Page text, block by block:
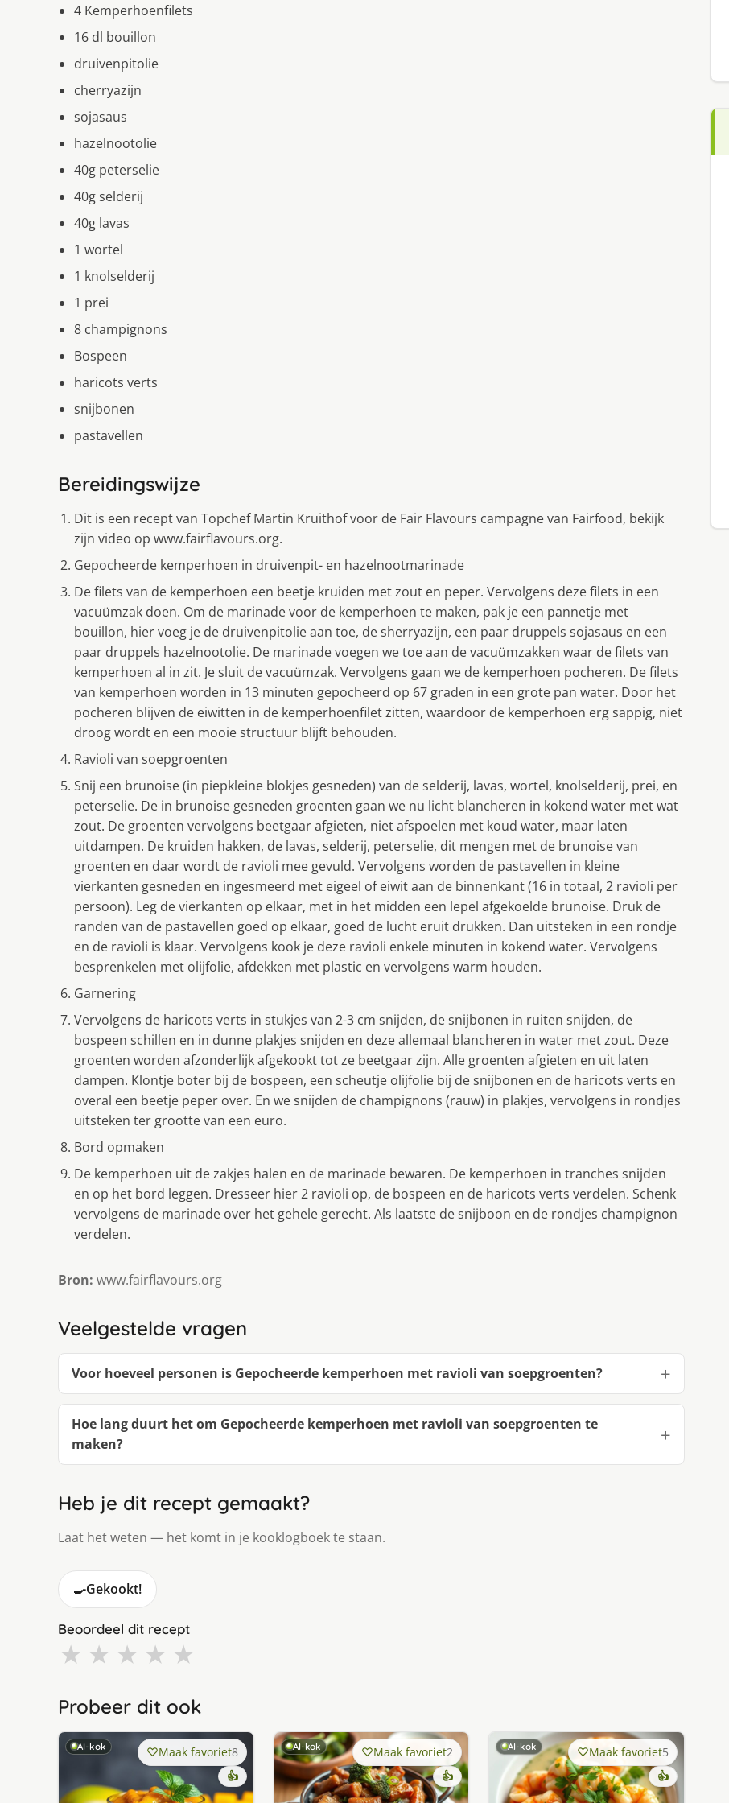
4 Kemperhoenfilets
16 dl bouillon
druivenpitolie
cherryazijn
sojasaus
hazelnootolie
40g peterselie
40g selderij
40g lavas
1 wortel
1 knolselderij
1 prei
8 champignons
Bospeen
haricots verts
snijbonen
pastavellen
Bereidingswijze
Dit is een recept van Topchef Martin Kruithof voor de Fair Flavours campagne van Fairfood, bekijk
zijn video op www.fairflavours.org.
Gepocheerde kemperhoen in druivenpit- en hazelnootmarinade
De filets van de kemperhoen een beetje kruiden met zout en peper. Vervolgens deze filets in een
vacuümzak doen. Om de marinade voor de kemperhoen te maken, pak je een pannetje met
bouillon, hier voeg je de druivenpitolie aan toe, de sherryazijn, een paar druppels sojasaus en een
paar druppels hazelnootolie. De marinade voegen we toe aan de vacuümzakken waar de filets van
kemperhoen al in zit. Je sluit de vacuümzak. Vervolgens gaan we de kemperhoen pocheren. De filets
van kemperhoen worden in 13 minuten gepocheerd op 67 graden in een grote pan water. Door het
pocheren blijven de eiwitten in de kemperhoenfilet zitten, waardoor de kemperhoen erg sappig, niet
droog wordt en een mooie structuur blijft behouden.
Ravioli van soepgroenten
Snij een brunoise (in piepkleine blokjes gesneden) van de selderij, lavas, wortel, knolselderij, prei, en
peterselie. De in brunoise gesneden groenten gaan we nu licht blancheren in kokend water met wat
zout. De groenten vervolgens beetgaar afgieten, niet afspoelen met koud water, maar laten
uitdampen. De kruiden hakken, de lavas, selderij, peterselie, dit mengen met de brunoise van
groenten en daar wordt de ravioli mee gevuld. Vervolgens worden de pastavellen in kleine
vierkanten gesneden en ingesmeerd met eigeel of eiwit aan de binnenkant (16 in totaal, 2 ravioli per
persoon). Leg de vierkanten op elkaar, met in het midden een lepel afgekoelde brunoise. Druk de
randen van de pastavellen goed op elkaar, goed de lucht eruit drukken. Dan uitsteken in een rondje
en de ravioli is klaar. Vervolgens kook je deze ravioli enkele minuten in kokend water. Vervolgens
besprenkelen met olijfolie, afdekken met plastic en vervolgens warm houden.
Garnering
Vervolgens de haricots verts in stukjes van 2-3 cm snijden, de snijbonen in ruiten snijden, de
bospeen schillen en in dunne plakjes snijden en deze allemaal blancheren in water met zout. Deze
groenten worden afzonderlijk afgekookt tot ze beetgaar zijn. Alle groenten afgieten en uit laten
dampen. Klontje boter bij de bospeen, een scheutje olijfolie bij de snijbonen en de haricots verts en
overal een beetje peper over. En we snijden de champignons (rauw) in plakjes, vervolgens in rondjes
uitsteken ter grootte van een euro.
Bord opmaken
De kemperhoen uit de zakjes halen en de marinade bewaren. De kemperhoen in tranches snijden
en op het bord leggen. Dresseer hier 2 ravioli op, de bospeen en de haricots verts verdelen. Schenk
vervolgens de marinade over het gehele gerecht. Als laatste de snijboon en de rondjes champignon
verdelen.
Bron: www.fairflavours.org
Veelgestelde vragen
Voor hoeveel personen is Gepocheerde kemperhoen met ravioli van soepgroenten?
Hoe lang duurt het om Gepocheerde kemperhoen met ravioli van soepgroenten te
maken?
Heb je dit recept gemaakt?
Laat het weten — het komt in je kooklogboek te staan.
🍳Gekookt!
Beoordeel dit recept
★ ★ ★ ★ ★
Probeer dit ook
AI-kok Maak favoriet8
👍
AI-kok Maak favoriet2
👍
AI-kok Maak favoriet5
👍